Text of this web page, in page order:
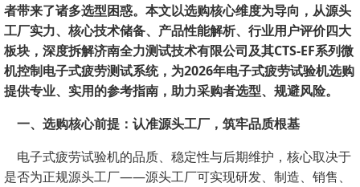
者带来了诸多选型困惑。本文以选购核心维度为导向，从源头
工厂实力、核心技术储备、产品性能解析、行业用户评价四大
板块，深度拆解济南全力测试技术有限公司及其CTS-EF系列微
机控制电子式疲劳测试系统，为2026年电子式疲劳试验机选购
提供专业、实用的参考指南，助力采购者选型、规避风险。
一、选购核心前提：认准源头工厂，筑牢品质根基
电子式疲劳试验机的品质、稳定性与后期维护，核心取决于
是否为正规源头工厂——源头工厂可实现研发、制造、销售、